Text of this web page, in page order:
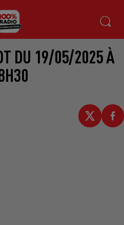
DU 19/05/2025 À